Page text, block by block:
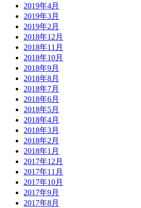
2019年4月
2019年3月
2019年2月
2018年12月
2018年11月
2018年10月
2018年9月
2018年8月
2018年7月
2018年6月
2018年5月
2018年4月
2018年3月
2018年2月
2018年1月
2017年12月
2017年11月
2017年10月
2017年9月
2017年8月